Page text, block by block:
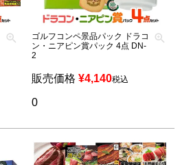
ゴルフコンペ景品パック ドラコ
ン・ニアピン賞パック 4点 DN-
2
販売価格 ¥4,140税込
0